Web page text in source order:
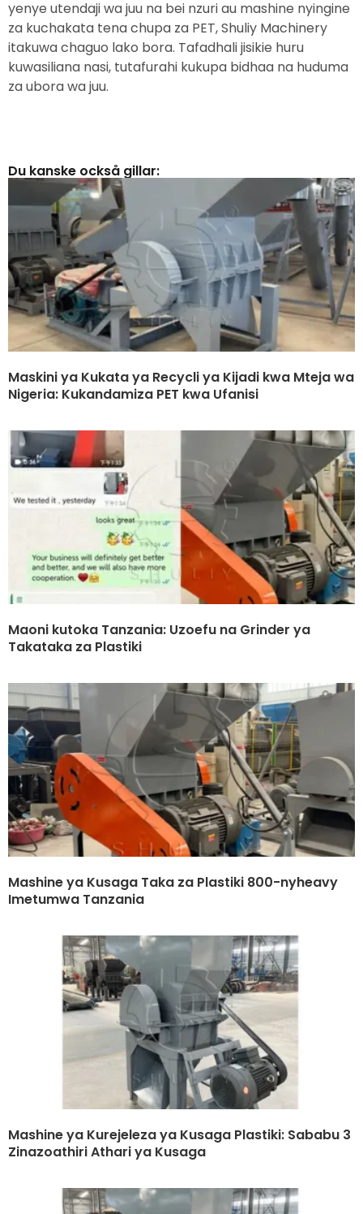
yenye utendaji wa juu na bei nzuri au mashine nyingine
za kuchakata tena chupa za PET, Shuliy Machinery
itakuwa chaguo lako bora. Tafadhali jisikie huru
kuwasiliana nasi, tutafurahi kukupa bidhaa na huduma
za ubora wa juu.
Du kanske också gillar:
Maskini ya Kukata ya Recycli ya Kijadi kwa Mteja wa
Nigeria: Kukandamiza PET kwa Ufanisi
Maoni kutoka Tanzania: Uzoefu na Grinder ya
Takataka za Plastiki
Mashine ya Kusaga Taka za Plastiki 800-nyheavy
Imetumwa Tanzania
Mashine ya Kurejeleza ya Kusaga Plastiki: Sababu 3
Zinazoathiri Athari ya Kusaga